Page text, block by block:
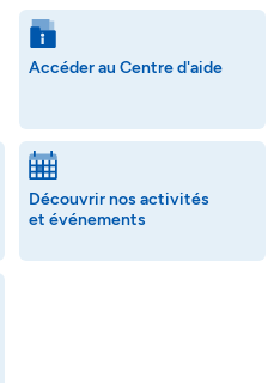
Accéder au Centre d'aide
Découvrir nos activités
et événements